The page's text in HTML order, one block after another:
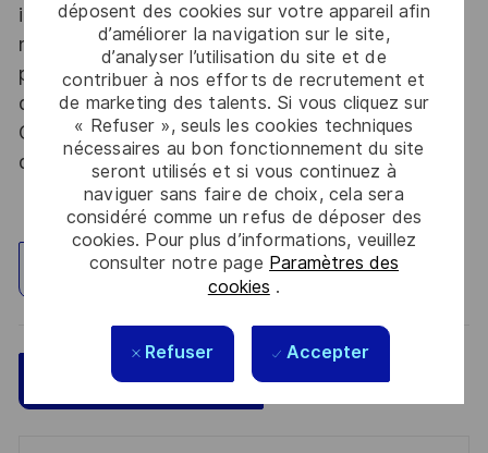
déposent des cookies sur votre appareil afin
d’améliorer la navigation sur le site,
d’analyser l’utilisation du site et de
contribuer à nos efforts de recrutement et
de marketing des talents. Si vous cliquez sur
« Refuser », seuls les cookies techniques
nécessaires au bon fonctionnement du site
seront utilisés et si vous continuez à
naviguer sans faire de choix, cela sera
considéré comme un refus de déposer des
cookies. Pour plus d’informations, veuillez
consulter notre page Paramètres des
cookies .
Refuser Accepter
informations relevant du secret de la défense
nationale, la personne retenue fera l'objet d'une
procédure d’habilitation, conformément aux
dispositions des articles R.2311-1 et suivants du
Code de la défense et de l’IGI 1300 SGDSN/PSE
du 09 août 2021.
Explorez un site
Postulez maintenant Sauvegarder